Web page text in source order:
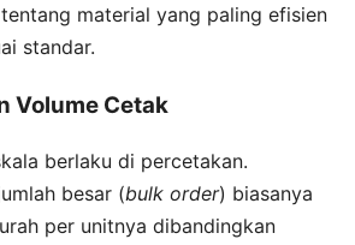
material yang paling efisien
standar.
Volume Cetak
berlaku di percetakan.
besar (bulk order) biasanya
per unitnya dibandingkan